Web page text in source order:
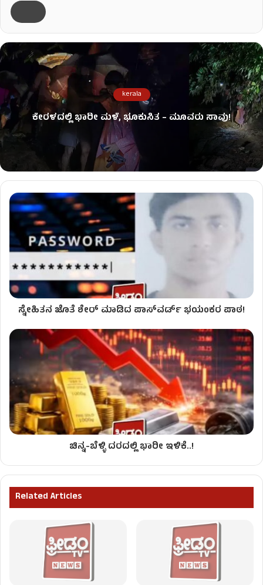
kerala
ಕೇರಳದಲ್ಲಿ ಭಾರೀ ಮಳೆ, ಭೂಕುಸಿತ – ಮೂವರು ಸಾವು!
ಸ್ನೇಹಿತನ ಜೊತೆ ಶೇರ್ ಮಾಡಿದ ಪಾಸ್‌ವರ್ಡ್‌ ಭಯಂಕರ ಪಾಠ!
ಚಿನ್ನ-ಬೆಳ್ಳಿ ದರದಲ್ಲಿ ಭಾರೀ ಇಳಿಕೆ..!
Related Articles